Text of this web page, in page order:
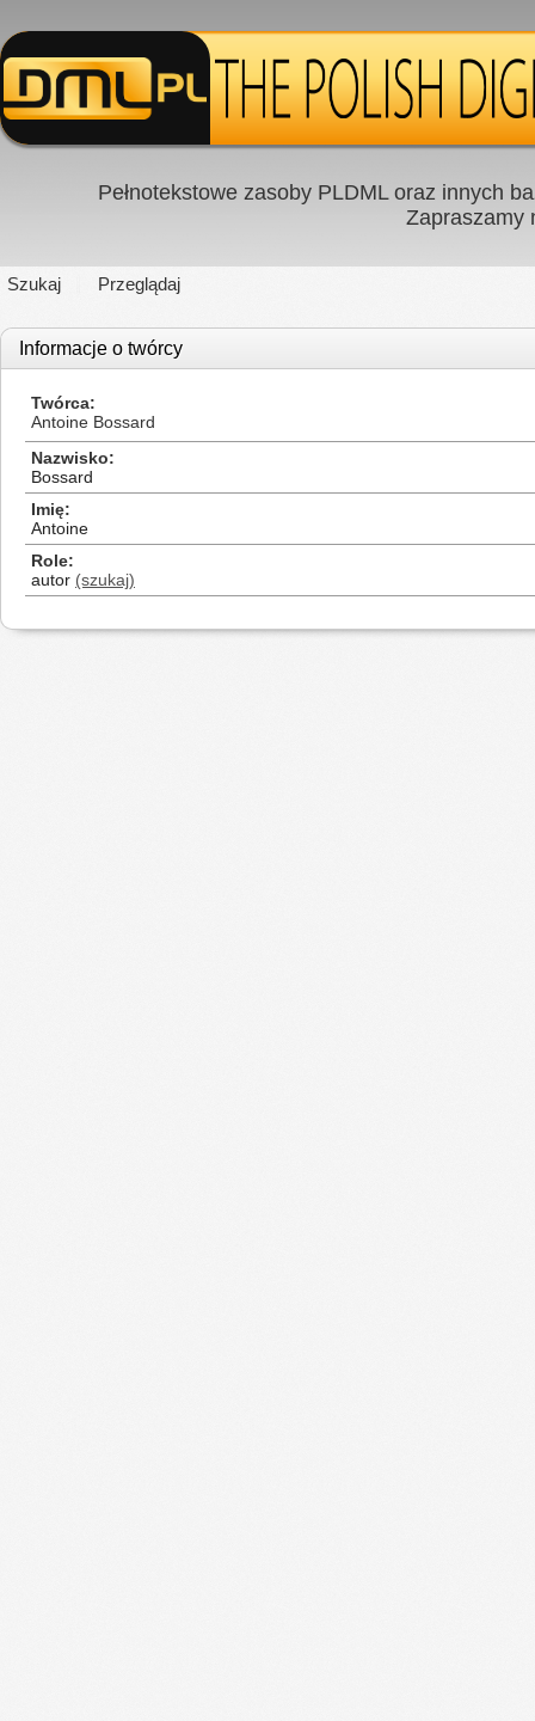
Pełnotekstowe zasoby PLDML oraz innych
Zapraszamy
Szukaj Przeglądaj
Informacje o twórcy
Twórca
Antoine Bossard
Nazwisko
Bossard
Imię
Antoine
Role
autor (szukaj)